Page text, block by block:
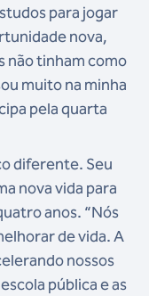
para jogar
nova,
não tinham como
muito na minha
pela quarta
diferente. Seu
nova vida para
anos. “Nós
de vida. A
nossos
pública e as